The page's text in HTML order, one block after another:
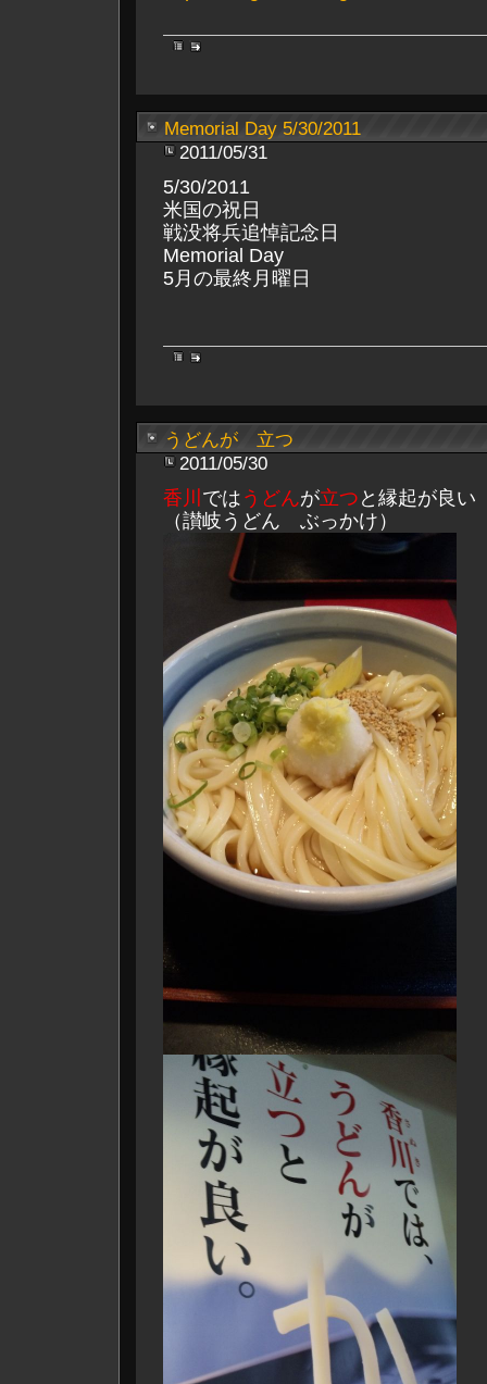
Memorial Day 5/30/2011
2011/05/31
5/30/2011
米国の祝日
戦没将兵追悼記念日
Memorial Day
5月の最終月曜日
うどんが 立つ
2011/05/30
香川 では うどんが立つ と縁起が良
（讃岐うどん ぶっかけ）